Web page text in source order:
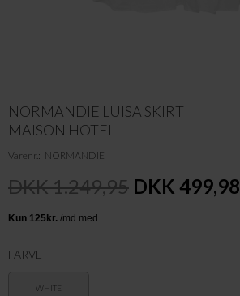
NORMANDIE LUISA SKIRT
MAISON HOTEL
Varenr. NORMANDIE
DKK 1.249,95 DKK 499,98
FARVE
WHITE